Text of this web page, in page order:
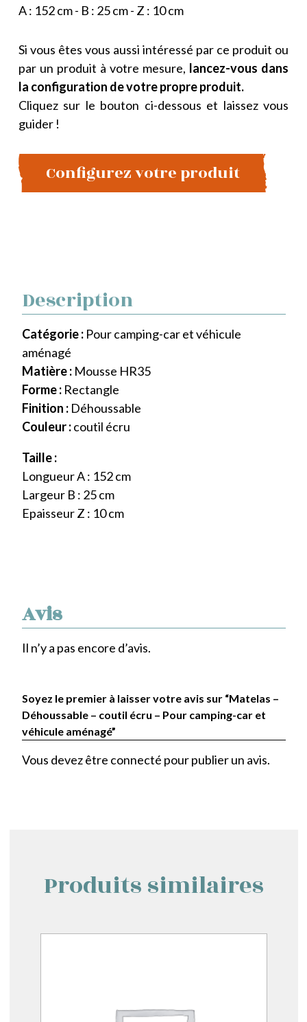
A : 152 cm - B : 25 cm - Z : 10 cm
Si vous êtes vous aussi intéressé par ce produit ou
par un produit à votre mesure, lancez-vous dans
la configuration de votre propre produit.
Cliquez sur le bouton ci-dessous et laissez vous
guider !
Configurez votre produit
Avis
Il n’y a pas encore d’avis.
Soyez le premier à laisser votre avis sur “Matelas –
Déhoussable – coutil écru – Pour camping-car et
véhicule aménagé”
Vous devez être connecté pour publier un avis.
Description
Catégorie : Pour camping-car et véhicule
aménagé
Matière : Mousse HR35
Forme : Rectangle
Finition : Déhoussable
Couleur :coutil écru
Taille :
Longueur A : 152 cm
Largeur B : 25 cm
Epaisseur Z : 10 cm
Produits similaires